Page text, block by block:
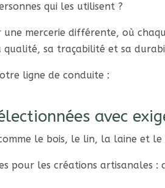
qui les utilisent ?
une mercerie différente, où
qualité, sa traçabilité et sa
ligne de conduite :
avec
le bois, le lin, la laine et
pour les créations artisanales